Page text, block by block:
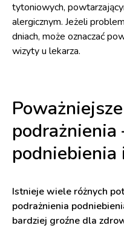
tytoniowych,
alergicznym. Jeżeli
dniach, może oznaczać
wizyty u lekarza.
podrażnienia
podniebienia
Istnieje wiele różnych
podrażnienia
bardziej groźne dla